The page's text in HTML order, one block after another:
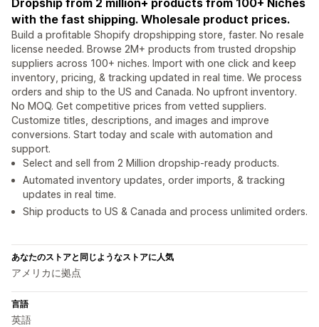
Dropship from 2 million+ products from 100+ Niches
with the fast shipping. Wholesale product prices.
Build a profitable Shopify dropshipping store, faster. No resale
license needed. Browse 2M+ products from trusted dropship
suppliers across 100+ niches. Import with one click and keep
inventory, pricing, & tracking updated in real time. We process
orders and ship to the US and Canada. No upfront inventory.
No MOQ. Get competitive prices from vetted suppliers.
Customize titles, descriptions, and images and improve
conversions. Start today and scale with automation and
support.
Select and sell from 2 Million dropship-ready products.
Automated inventory updates, order imports, & tracking
updates in real time.
Ship products to US & Canada and process unlimited orders.
あなたのストアと同じようなストアに人気
アメリカに拠点
言語
英語